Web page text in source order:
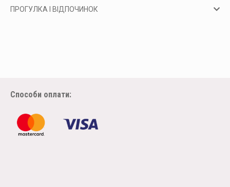
ПРОГУЛКА І ВІДПОЧИНОК
Способи оплати: